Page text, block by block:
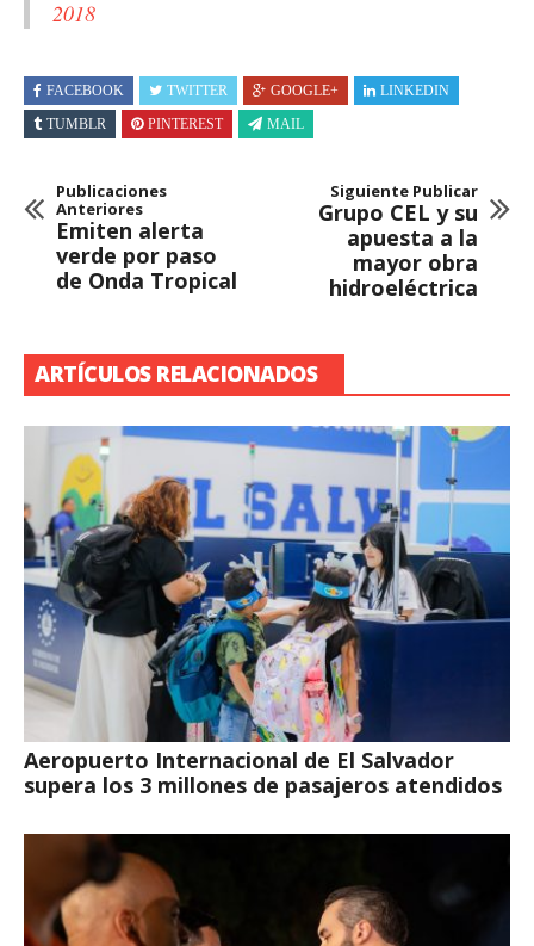
2018
FACEBOOK TWITTER GOOGLE+
LINKEDIN
TUMBLR
PINTEREST MAIL
Publicaciones
Anteriores
Emiten alerta
verde por paso
de Onda Tropical
Siguiente Publicar
Grupo CEL y su
apuesta a la
mayor obra
hidroeléctrica
ARTÍCULOS RELACIONADOS
Aeropuerto Internacional de El Salvador
supera los 3 millones de pasajeros atendidos